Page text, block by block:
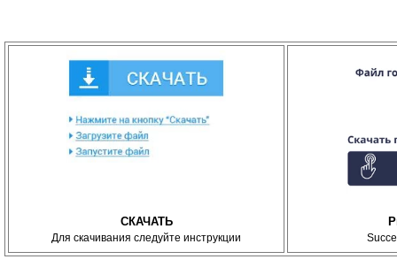
СКАЧАТЬ
Для скачивания следуйте инструкции